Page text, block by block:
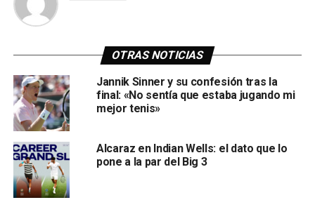
OTRAS NOTICIAS
Jannik Sinner y su confesión tras la
final: «No sentía que estaba jugando mi
mejor tenis»
Alcaraz en Indian Wells: el dato que lo
pone a la par del Big 3